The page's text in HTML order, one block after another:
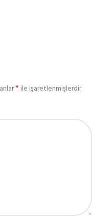
*ile işaretlenmişlerdir